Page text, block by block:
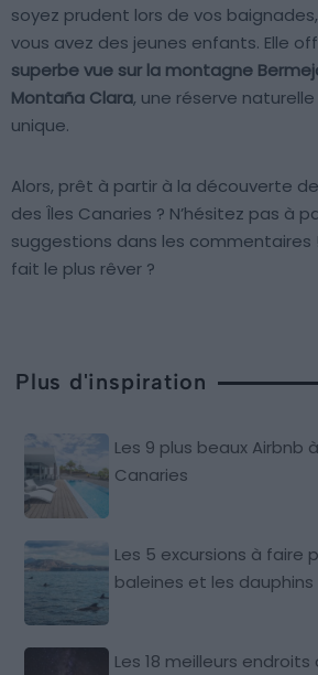
soyez prudent lors de vos
vous avez des jeunes enfants. Elle
superbe vue sur la montagne
Montaña Clara, une réserve
unique.
Alors, prêt à partir à la découverte
des Îles Canaries ? N’hésitez pas à
suggestions dans les commentaires
fait le plus rêver ?
Plus d'inspiration
Les 9 plus beaux Airbnb
Canaries
Les 5 excursions à faire
baleines et les dauphins
Les 18 meilleurs